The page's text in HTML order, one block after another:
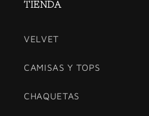
TIENDA
VELVET
CAMISAS Y TOPS
CHAQUETAS